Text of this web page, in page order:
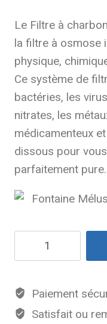
Le Filtre à
la filtre à osmose
physique,
Ce système de
bactéries, les
nitrates, les
médicamenteux
dissous pour
parfaitement
Paiement
Satisfait ou